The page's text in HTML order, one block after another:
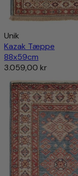
Unik
Kazak Tæppe
88x59cm
3.059,00 kr